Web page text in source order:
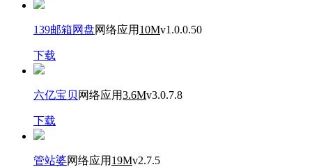
139邮箱网盘网络应用 10Mv1.0.0.50
下载
六亿宝贝 网络应用3.6Mv3.0.7.8
下载
管站婆网络应用 19Mv2.7.5